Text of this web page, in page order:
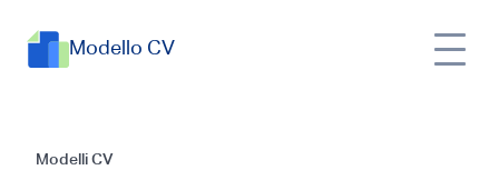
Modello CV
Modelli CV
Esempi di CV